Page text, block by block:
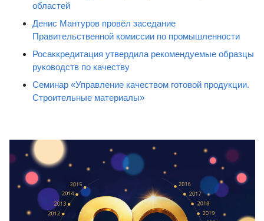
областей
Денис Мантуров провёл заседание
Правительственной комиссии по промышленности
Росаккредитация утвердила рекомендуемые образцы
руководств по качеству
Семинар «Управление качеством готовой продукции.
Строительные материалы»